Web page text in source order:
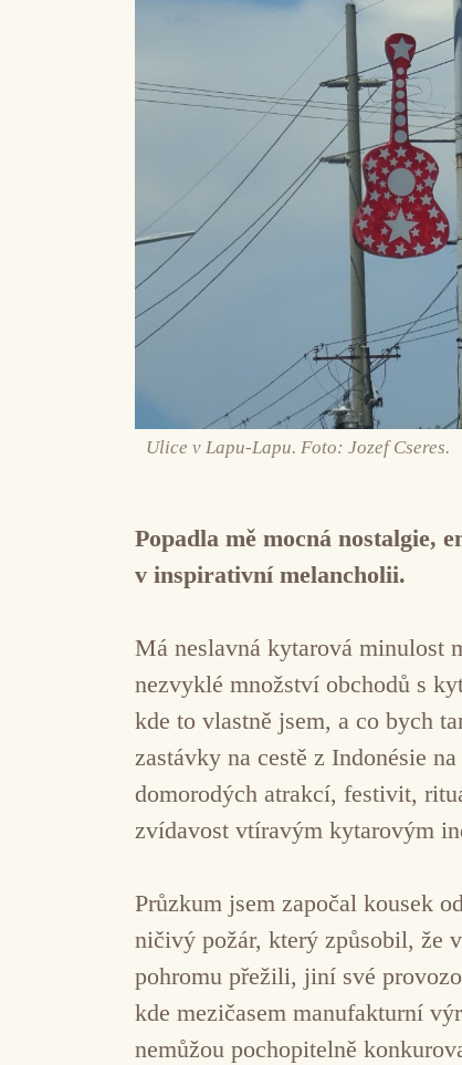
Ulice v Lapu-Lapu. Foto: Jozef Cseres.
Popadla mě mocná nostalgie,
v inspirativní melancholii.
Má neslavná kytarová minulost
nezvyklé množství obchodů s
kde to vlastně jsem, a co bych
zastávky na cestě z Indonésie
domorodých atrakcí, festivit,
zvídavost vtíravým kytarovým
Průzkum jsem započal kousek
ničivý požár, který způsobil, že
pohromu přežili, jiní své
kde mezičasem manufakturní
nemůžou pochopitelně